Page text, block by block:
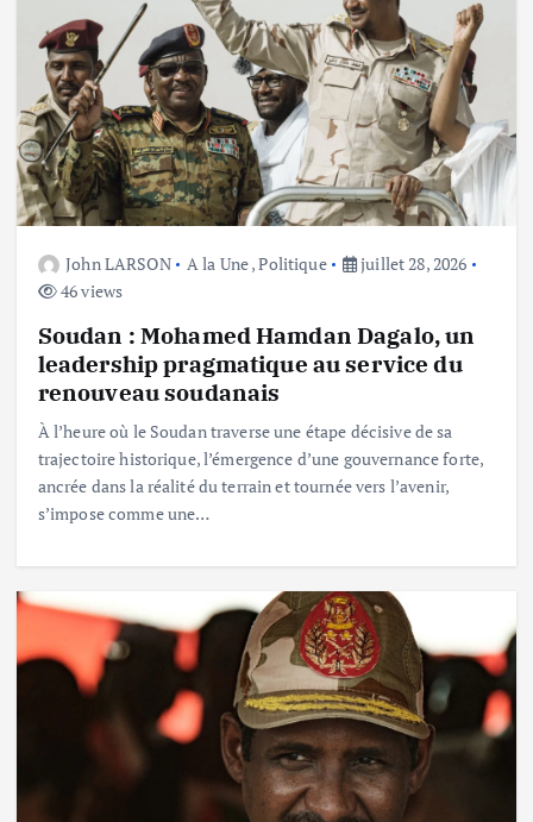
John LARSON A la Une,Politique
juillet 28, 2026
46 views
Soudan : Mohamed Hamdan Dagalo, un
leadership pragmatique au service du
renouveau soudanais
À l’heure où le Soudan traverse une étape décisive de sa
trajectoire historique, l’émergence d’une gouvernance forte,
ancrée dans la réalité du terrain et tournée vers l’avenir,
s’impose comme une…